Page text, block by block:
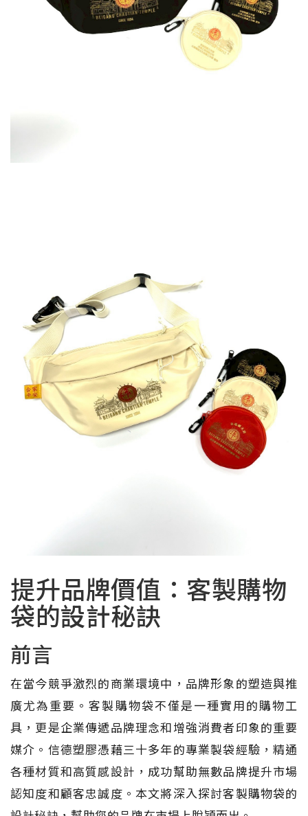
提升品牌價值：客製購物
袋的設計秘訣
前言
在當今競爭激烈的商業環境中，品牌形象的塑造與推
廣尤為重要。客製購物袋不僅是一種實用的購物工
具，更是企業傳遞品牌理念和增強消費者印象的重要
媒介。信德塑膠憑藉三十多年的專業製袋經驗，精通
各種材質和高質感設計，成功幫助無數品牌提升市場
認知度和顧客忠誠度。本文將深入探討客製購物袋的